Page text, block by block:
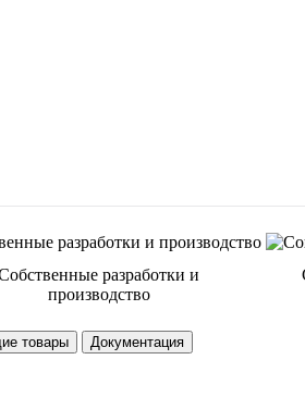
разработки и
производство
товары Документация